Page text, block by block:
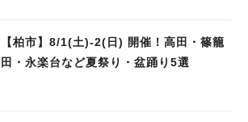
【柏市】8/1(土)‐2(日) 開催！高田・篠籠
田・永楽台など夏祭り・盆踊り5選